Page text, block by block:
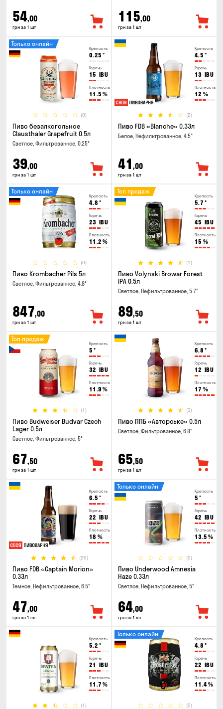
54,00
грн за 1 шт
115,00
грн за 1 шт
Крепость
0.25 °
Горечь
15 IBU
Плотность
11.5 %
(0)
Только онлайн
Пиво безалкогольное
Clausthaler Grapefruit 0.5л
Светлое, Фильтрованное, 0.25°
39,00
грн за 1 шт
Крепость
4.5 °
Горечь
13 IBU
Плотность
12 %
(2)
Пиво FDB «Blanche» 0.33л
Белое, Нефильтрованное, 4.5°
41 ,00
грн за 1 шт
Крепость
4.8 °
Горечь
23 IBU
Плотность
11.2 %
(0)
Только онлайн
Пиво Krombacher Pils 5л
Светлое, Фильтрованное, 4.8°
847,00
грн за 1 шт
Крепость
5.7 °
Горечь
45 IBU
Плотность
15 %
(1)
Топ продаж
Пиво Volynski Browar Forest
IPA 0.5л
Светлое, Нефильтрованное, 5.7°
89,50
грн за 1 шт
Крепость
5 °
Горечь
32 IBU
Плотность
11.9 %
(1)
Топ продаж
Пиво Budweiser Budvar Czech
Lager 0.5л
Светлое, Фильтрованное, 5°
67,50
грн за 1 шт
Крепость
6.8 °
Горечь
12 IBU
Плотность
17 %
(3)
Пиво ППБ «Авторське» 0.5л
Светлое, Фильтрованное, 6.8°
65,50
грн за 1 шт
Крепость
6.5 °
Горечь
22 IBU
Плотность
18 %
(26)
Пиво FDB «Captain Morion»
0.33л
Темное, Нефильтрованное, 6.5°
47,00
грн за 1 шт
Крепость
5 °
Горечь
42 IBU
Плотность
13.5 %
(0)
Только онлайн
Пиво Underwood Amnesia
Haze 0.33л
Светлое, Нефильтрованное, 5°
64,00
грн за 1 шт
Крепость
5.2 °
Горечь
21 IBU
Плотность
11.7 %
(1)
Крепость
4.8 °
Горечь
22 IBU
Плотность
11.4%
(0)
Только онлайн